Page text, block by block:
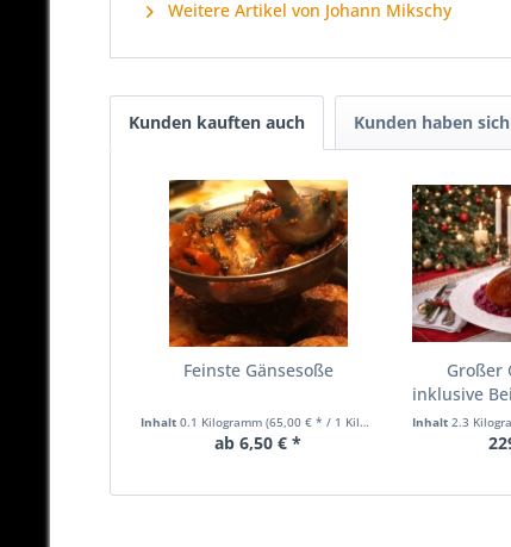
Weitere Artikel von Johann Mikschy
Kunden kauften auch Kunden haben
Feinste Gänsesoße
Inhalt 0.1 Kilogramm (65,00 € * / 1 Kilogramm)
ab 6,50 € *
Großer
inklusive
Inhalt 2.3